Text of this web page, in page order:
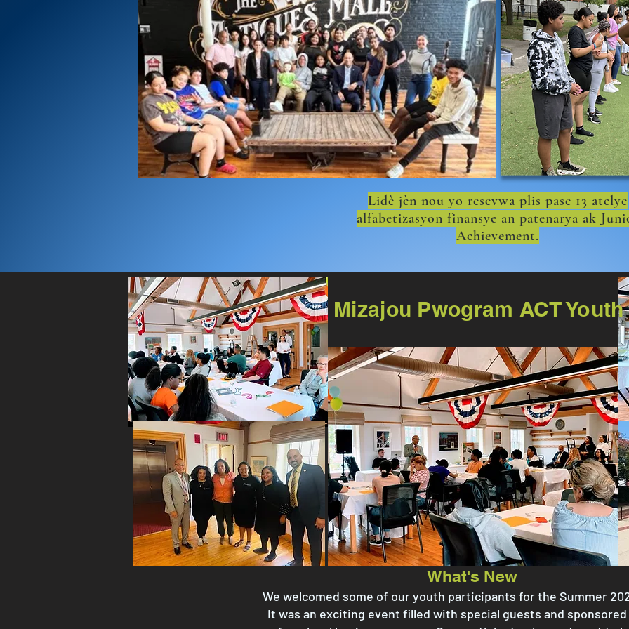
Lidè jèn nou yo resevwa plis pase 13 atelye
alfabetizasyon finansye an patenarya ak
Achievement.
What's New
We welcomed some of our youth participants for the Summer
It was an exciting event filled with special guests and sponsored
Mizajou Pwogram ACT Youth